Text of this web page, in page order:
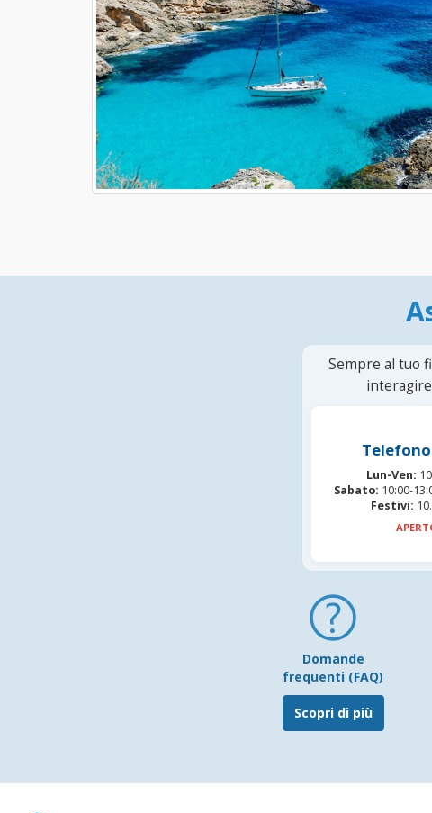
Sempre al tuo
Lun-Ven:
Sabato: 10:00-
Festivi:
Domande
frequenti (FAQ)
Scopri di più